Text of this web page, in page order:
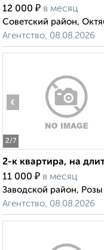
12 000 ₽ в месяц
Советский район,
Агентство, 08.08.2026
2/7
‹
2-к квартира, на
11 000 ₽ в месяц
Заводской район,
Агентство, 08.08.2026